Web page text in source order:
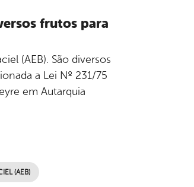
frutos para
(AEB). São diversos
a Lei Nº 231/75
em Autarquia
(AEB)